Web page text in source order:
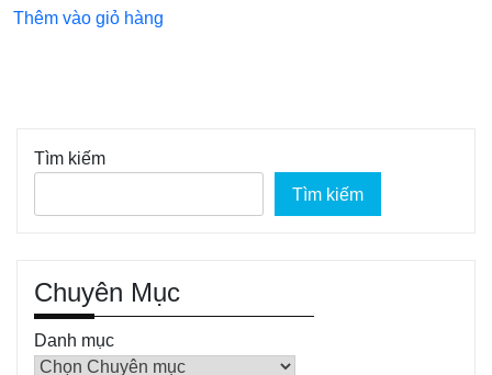
là:
Thêm vào giỏ hàng
Tìm kiếm
Tìm kiếm
Chuyên Mục
Danh mục